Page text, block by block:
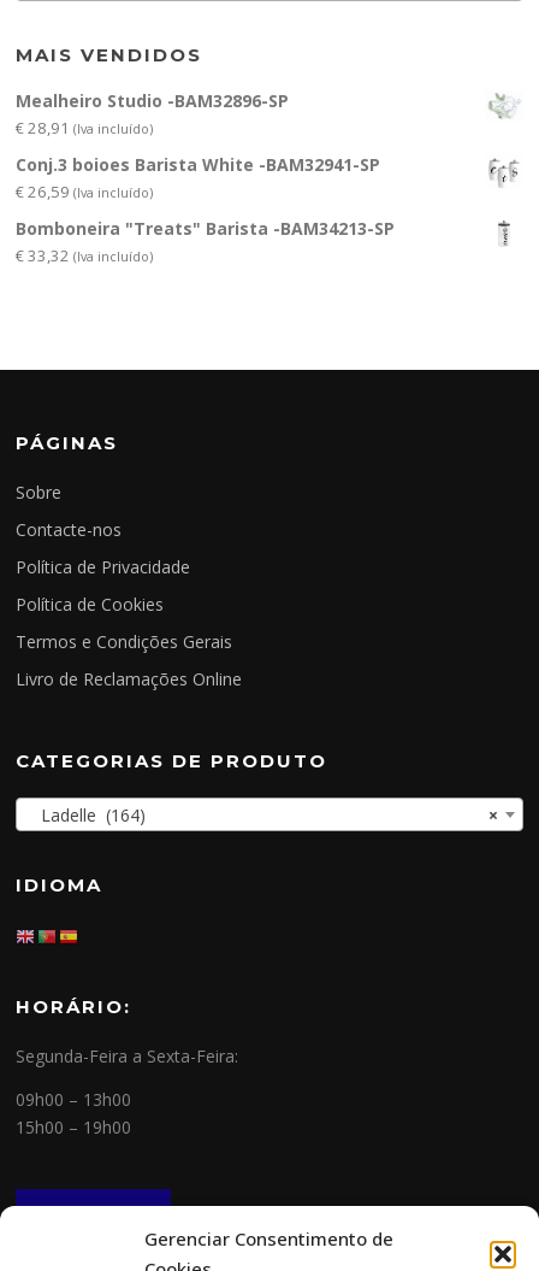
Gerenciar Consentimento de
MAIS VENDIDOS
Mealheiro Studio -BAM32896-SP
€28,91 (Iva incluído)
Conj.3 boioes Barista White -BAM32941-SP
€26,59 (Iva incluído)
Bomboneira "Treats" Barista -BAM34213-SP
€33,32 (Iva incluído)
PÁGINAS
Sobre
Contacte-nos
Política de Privacidade
Política de Cookies
Termos e Condições Gerais
Livro de Reclamações Online
CATEGORIAS DE PRODUTO
×
Ladelle (164)
IDIOMA
HORÁRIO:
Segunda-Feira a Sexta-Feira:
09h00 – 13h00
15h00 – 19h00
NEWSLETTER